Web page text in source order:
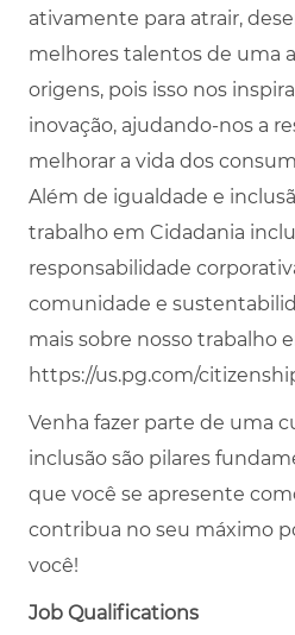
ativamente para atrair,
melhores talentos de uma
origens, pois isso nos
inovação, ajudando-nos a
melhorar a vida dos
Além de igualdade e
trabalho em Cidadania
responsabilidade
comunidade e
mais sobre nosso trabalho
https://us.pg.com/
Venha fazer parte de uma
inclusão são pilares
que você se apresente
contribua no seu máximo
você!
Job Qualifications